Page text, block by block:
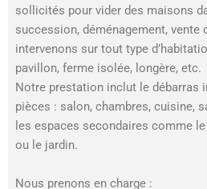
sollicités pour vider des maisons
succession, déménagement, vente
intervenons sur tout type
pavillon, ferme isolée, longère, etc.
Notre prestation inclut le débarras
pièces : salon, chambres, cuisine,
les espaces secondaires comme
ou le jardin.
Nous prenons en charge :